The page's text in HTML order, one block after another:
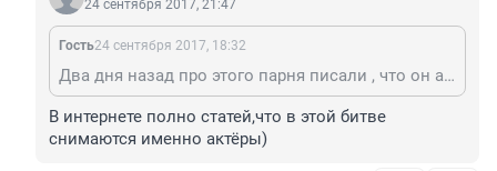
24 сентября 2017, 21:47
Гость24 сентября 2017, 18:32
Два дня назад про этого парня писали , что он актер и участвует в массовках, а теперь оказывается что он потомственный ворожей)))
В интернете полно статей,что в этой битве
снимаются именно актёры)